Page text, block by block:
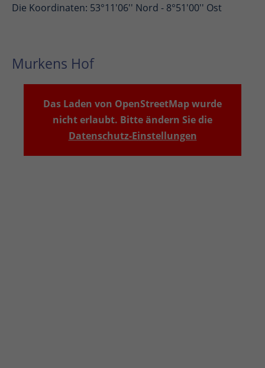
Die Koordinaten: 53°11'06'' Nord - 8°51'00'' Ost
Murkens Hof
Das Laden von OpenStreetMap wurde
nicht erlaubt. Bitte ändern Sie die
Datenschutz-Einstellungen